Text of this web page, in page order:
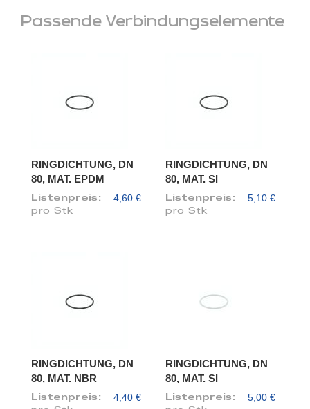
Passende Verbindungselemente
RINGDICHTUNG, DN
80, MAT. EPDM
Listenpreis: 4,60 €
pro Stk
RINGDICHTUNG, DN
80, MAT. SI
Listenpreis: 5,10 €
pro Stk
RINGDICHTUNG, DN
80, MAT. NBR
Listenpreis: 4,40 €
RINGDICHTUNG, DN
80, MAT. SI
Listenpreis: 5,00 €